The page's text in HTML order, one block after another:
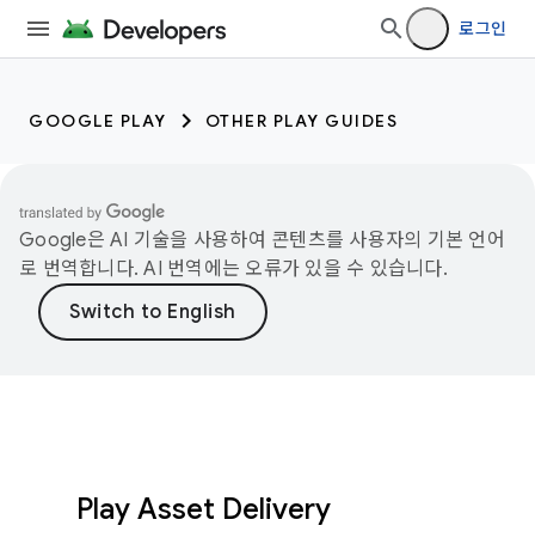
로그인
GOOGLE PLAY OTHER PLAY GUIDES
Google은 AI 기술을 사용하여 콘텐츠를 사용자의 기본 언어
로 번역합니다. AI 번역에는 오류가 있을 수 있습니다.
Play Asset Delivery